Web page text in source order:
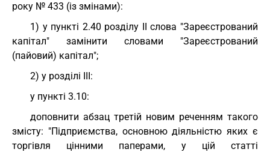
року № 433 (із змінами):
1) у пункті 2.40 розділу II слова "Зареєстрований
капітал" замінити словами "Зареєстрований
(пайовий) капітал";
2) у розділі III:
у пункті 3.10:
доповнити абзац третій новим реченням такого
змісту: "Підприємства, основною діяльністю яких є
торгівля цінними паперами, у цій статті